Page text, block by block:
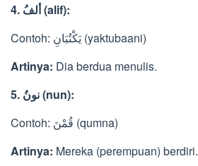
4. ألفُ (alif):
Contoh: يَكْتُبَانِ (yaktubaani)
Artinya: Dia berdua menulis.
5. نونُ (nun):
Contoh: قُمْنَ (qumna)
Artinya: Mereka (perempuan) berdiri.